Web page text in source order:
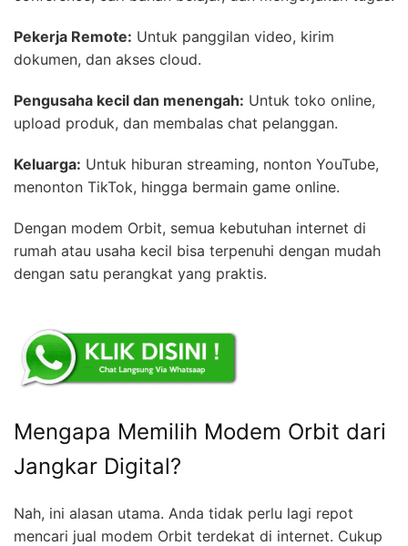
Pekerja Remote: Untuk panggilan video, kirim
dokumen, dan akses cloud.
Pengusaha kecil dan menengah: Untuk toko online,
upload produk, dan membalas chat pelanggan.
Keluarga: Untuk hiburan streaming, nonton YouTube,
menonton TikTok, hingga bermain game online.
Dengan modem Orbit, semua kebutuhan internet di
rumah atau usaha kecil bisa terpenuhi dengan mudah
dengan satu perangkat yang praktis.
Mengapa Memilih Modem Orbit dari
Jangkar Digital?
Nah, ini alasan utama. Anda tidak perlu lagi repot
mencari jual modem Orbit terdekat di internet. Cukup